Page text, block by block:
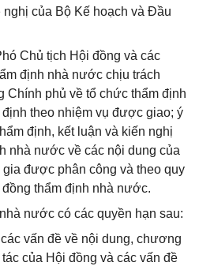
nghị của Bộ Kế hoạch và Đầu
Chủ tịch Hội đồng và các
định nhà nước chịu trách
Chính phủ về tổ chức thẩm định
theo nhiệm vụ được giao; ý
định, kết luận và kiến nghị
nhà nước về các nội dung của
được phân công và theo quy
thẩm định nhà nước.
nước có các quyền hạn sau:
vấn đề về nội dung, chương
của Hội đồng và các vấn đề